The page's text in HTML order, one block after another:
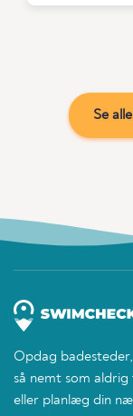
Se
Opdag
så nemt som
eller planlæg din